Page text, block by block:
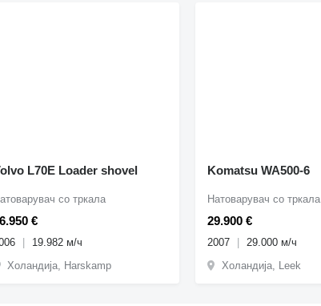
L70E Loader shovel
€
со тркала
19.982 м/ч
Холандија, Harskamp
Komatsu WA500-6
29.900 €
Натоварувач со тркала
2007
29.000 м/ч
Холандија, Leek